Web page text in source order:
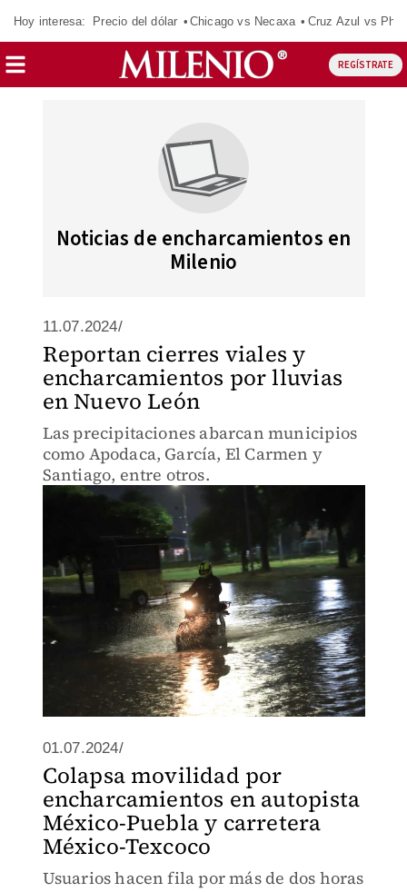
Hoy interesa: Precio del dólar Chicago vs Necaxa Cruz Azul vs
REGÍSTRATE
Noticias de encharcamientos en
Milenio
11.07.2024/
Reportan cierres viales y
encharcamientos por lluvias
en Nuevo León
Las precipitaciones abarcan municipios
como Apodaca, García, El Carmen y
Santiago, entre otros.
01.07.2024/
Colapsa movilidad por
encharcamientos en autopista
México-Puebla y carretera
México-Texcoco
Usuarios hacen fila por más de dos horas